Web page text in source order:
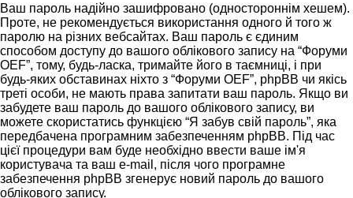
Ваш пароль надійно зашифровано (одностороннім хешем).
Проте, не рекомендується використання одного й того ж
паролю на різних вебсайтах. Ваш пароль є єдиним
способом доступу до вашого облікового запису на “Форуми
OEF”, тому, будь-ласка, тримайте його в таємниці, і при
будь-яких обставинах ніхто з “Форуми OEF”, phpBB чи якісь
треті особи, не мають права запитати ваш пароль. Якщо ви
забудете ваш пароль до вашого облікового запису, ви
можете скористатись функцією “Я забув свій пароль”, яка
передбачена програмним забезпеченням phpBB. Під час
цієї процедури вам буде необхідно ввести ваше ім'я
користувача та ваш e-mail, після чого програмне
забезпечення phpBB згенерує новий пароль до вашого
облікового запису.